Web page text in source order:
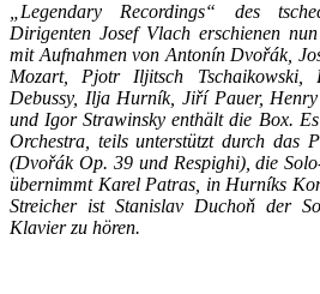
„Legendary Recordings“ des
Dirigenten Josef Vlach erschienen
mit Aufnahmen von Antonín Dvořák,
Mozart, Pjotr Iljitsch Tschaikowski,
Debussy, Ilja Hurník, Jiří Pauer,
und Igor Strawinsky enthält die Box.
Orchestra, teils unterstützt durch das
(Dvořák Op. 39 und Respighi), die
übernimmt Karel Patras, in Hurníks
Streicher ist Stanislav Duchoň der
Klavier zu hören.